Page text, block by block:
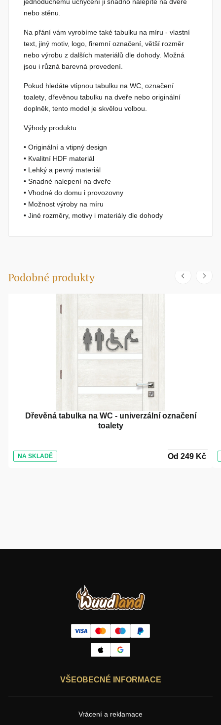
jednoduchému uchycení ji snadno nalepíte na dveře
nebo stěnu.
Na přání vám vyrobíme takétabulku na míru - vlastní
text, jiný motiv, logo, firemní označení, větší rozměr
nebo výrobu z dalších materiálů dle dohody. Možná
jsou i různá barevná provedení.
Pokud hledátevtipnou tabulku na WC,označení
toalety,dřevěnou tabulku na dveře nebo originální
doplněk, tento model je skvělou volbou.
Výhody produktu
• Originální a vtipný design
• Kvalitní HDF materiál
• Lehký a pevný materiál
• Snadné nalepení na dveře
• Vhodné do domu i provozovny
• Možnost výroby na míru
• Jiné rozměry, motivy i materiály dle dohody
Podobné produkty
Dřevěná tabulka na WC - univerzální označení
toalety
NA SKLADĚ Od 249 Kč
VŠEOBECNÉ INFORMACE
Vrácení a reklamace